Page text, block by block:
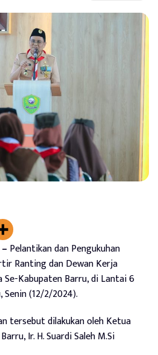
Pelantikan dan Pengukuhan
Ranting dan Dewan Kerja
Se-Kabupaten Barru, di Lantai 6
(12/2/2024).
tersebut dilakukan oleh Ketua
Ir. H. Suardi Saleh M.Si